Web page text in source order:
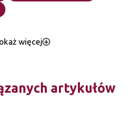
więcej
artykułów